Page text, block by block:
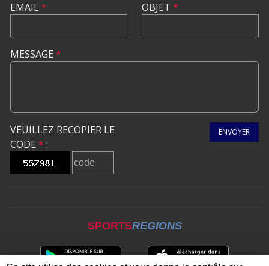
EMAIL* OBJET *
MESSAGE *
VEUILLEZ RECOPIER LE
CODE * :
ENVOYER
SPORTSREGIONS